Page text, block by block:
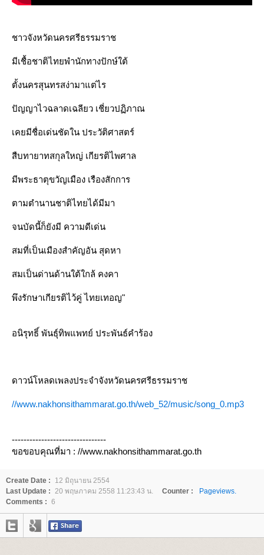
ชาวจังหวัดนครศรีธรรมราช
มีเชื้อชาติไทยพำนักทางปักษ์ใต้
ตั้งนครสุนทรสง่ามาแต่ไร
ปัญญาไวฉลาดเฉลียว เชี่ยวปฏิภาณ
เคยมีชื่อเด่นชัดใน ประวัติศาสตร์
สืบทายาทสกุลใหญ่ เกียรติไพศาล
มีพระธาตุขวัญเมือง เรืองสักการ
ตามตำนานชาติไทยได้มีมา
จนบัดนี้ก็ยังมี ความดีเด่น
สมที่เป็นเมืองสำคัญอัน สุดหา
สมเป็นด่านด้านใต้ใกล้ คงคา
พึงรักษาเกียรติไว้คู่ ไทยเทอญ"
อนิรุทธิ์ พันธุ์ทิพแพทย์ ประพันธ์คำร้อง
ดาวน์โหลดเพลงประจำจังหวัดนครศรีธรรมราช
//www.nakhonsithammarat.go.th/web_52/music/song_0.mp3
--------------------------------
ขอขอบคุณที่มา : //www.nakhonsithammarat.go.th
Create Date :
12 มิถุนายน 2554
Last Update : 20 พฤษภาคม 2558 11:23:43 น. Counter :
Pageviews.
Comments : 6